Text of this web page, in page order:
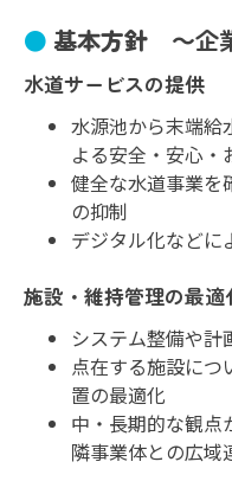
基本方針 ～企
水道サービスの提供
水源池から末端給
よる安全・安心
健全な水道事業を
の抑制
デジタル化などに
施設・維持管理の最適
システム整備や計
点在する施設につ
置の最適化
中・長期的な観点
隣事業体との広域